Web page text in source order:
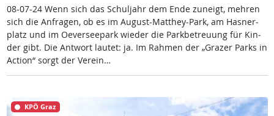
08-07-24 Wenn sich das Schul­jahr dem En­de zu­neigt, meh­ren
sich die An­fra­gen, ob es im Au­gust-Matthey-Park, am Has­ner­
platz und im Oe­ver­see­park wie­der die Park­be­t­reu­ung für Kin­
der gibt. Die Ant­wort lau­tet: ja. Im Rah­men der „Gra­zer Parks in
Ac­ti­on“ sorgt der Ve­r­ein…
KPÖ Graz